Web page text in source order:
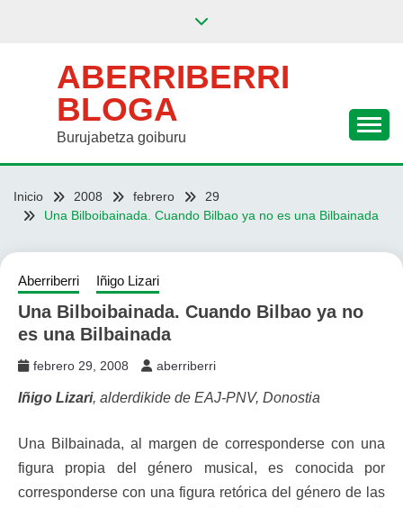
ABERRIBERRI
BLOGA
Burujabetza goiburu
Inicio 2008 febrero
29
Una Bilboibainada. Cuando Bilbao ya no es una Bilbainada
Aberriberri Iñigo Lizari
Una Bilboibainada. Cuando Bilbao ya no
es una Bilbainada
febrero 29, 2008 aberriberri
Iñigo Lizari, alderdikide de EAJ-PNV, Donostia
Una Bilbainada, al margen de corresponderse con una
figura propia del género musical, es conocida por
corresponderse con una figura retórica del género de las